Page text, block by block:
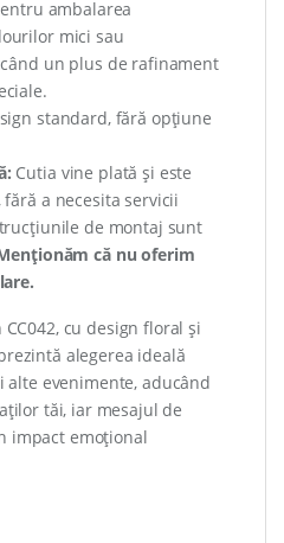
ambalarea
mici sau
un plus de rafinament
standard, fără opțiune
Cutia vine plată și este
a necesita servicii
de montaj sunt
că nu oferim
cu design floral și
alegerea ideală
evenimente, aducând
tăi, iar mesajul de
impact emoțional